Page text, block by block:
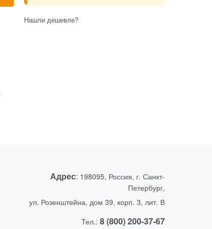
Нашли дешевле?
Адрес: 198095, Россия, г. Санкт-
Петербург,
ул. Розенштейна, дом 39, корп. 3, лит. В
Тел.: 8 (800) 200-37-67